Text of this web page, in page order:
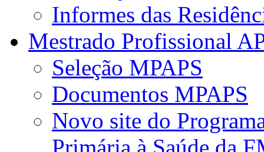
Informes das
Mestrado Profissional
Seleção MPAPS
Documentos MPAPS
Novo site do